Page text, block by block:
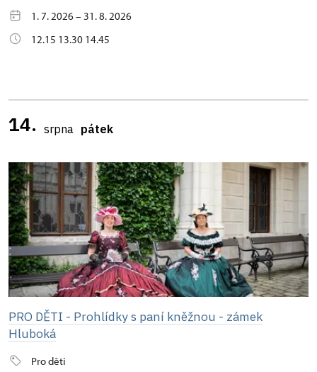
1. 7. 2026 – 31. 8. 2026
12.15 13.30 14.45
14. srpna pátek
PRO DĚTI - Prohlídky s paní kněžnou - zámek
Hluboká
Pro děti